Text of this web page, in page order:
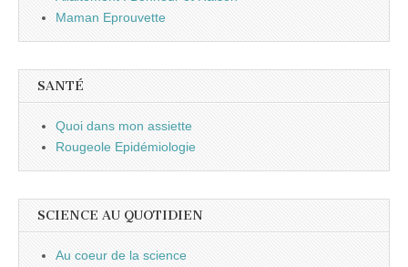
Maman Eprouvette
SANTÉ
Quoi dans mon assiette
Rougeole Epidémiologie
SCIENCE AU QUOTIDIEN
Au coeur de la science